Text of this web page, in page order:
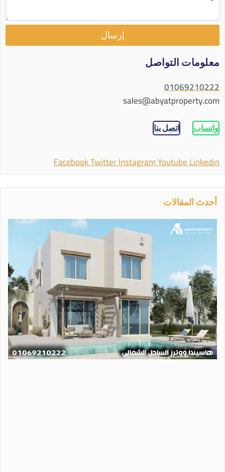
إرسال
معلومات التواصل
01069210222
sales@abyatproperty.com
واتساب اتصل بنا
FacebookTwitterInstagramYoutubeLinkedin
أحدث المقالات